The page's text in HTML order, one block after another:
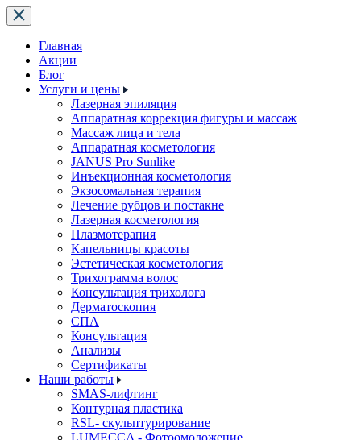
Главная
Акции
Блог
Услуги и цены
Лазерная эпиляция
Аппаратная коррекция фигуры и массаж
Массаж лица и тела
Аппаратная косметология
JANUS Pro Sunlike
Инъекционная косметология
Экзосомальная терапия
Лечение рубцов и постакне
Лазерная косметология
Плазмотерапия
Капельницы красоты
Эстетическая косметология
Трихограмма волос
Консультация трихолога
Дерматоскопия
СПА
Консультация
Анализы
Cертификаты
Наши работы
SMAS-лифтинг
Контурная пластика
RSL- скульптурирование
LUMECCA - Фотоомоложение